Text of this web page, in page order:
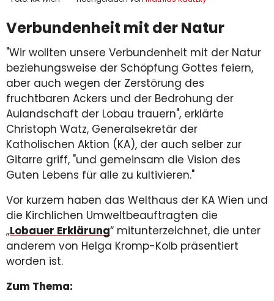
Verbundenheit mit der Natur
"Wir wollten unsere Verbundenheit mit der Natur
beziehungsweise der Schöpfung Gottes feiern,
aber auch wegen der Zerstörung des
fruchtbaren Ackers und der Bedrohung der
Aulandschaft der Lobau trauern", erklärte
Christoph Watz, Generalsekretär der
Katholischen Aktion (KA), der auch selber zur
Gitarre griff, "und gemeinsam die Vision des
Guten Lebens für alle zu kultivieren."
Vor kurzem haben das Welthaus der KA Wien und
die Kirchlichen Umweltbeauftragten die
„Lobauer Erklärung“ mitunterzeichnet, die unter
anderem von Helga Kromp-Kolb präsentiert
worden ist.
Zum Thema: